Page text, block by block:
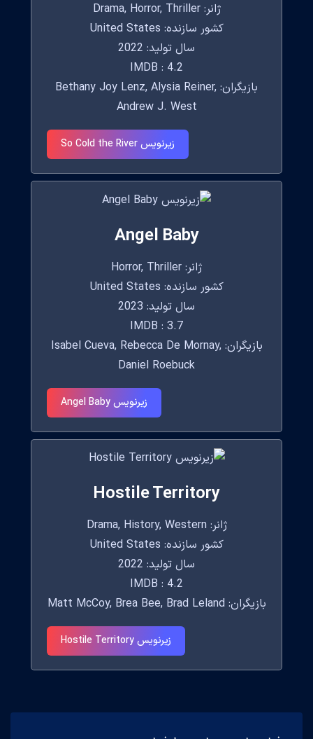
ژانر: Drama, Horror, Thriller
کشور سازنده: United States
سال تولید: 2022
IMDB : 4.2
بازیگران: Bethany Joy Lenz, Alysia Reiner,
Andrew J. West
زیرنویس So Cold the River
Angel Baby
ژانر: Horror, Thriller
کشور سازنده: United States
سال تولید: 2023
IMDB : 3.7
بازیگران: Isabel Cueva, Rebecca De Mornay,
Daniel Roebuck
زیرنویس Angel Baby
Hostile Territory
ژانر: Drama, History, Western
کشور سازنده: United States
سال تولید: 2022
IMDB : 4.2
بازیگران: Matt McCoy, Brea Bee, Brad Leland
زیرنویس Hostile Territory